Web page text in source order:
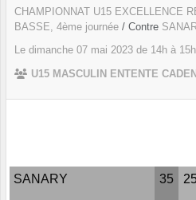
CHAMPIONNAT U15 EXCELLENCE
BASSE, 4ème journée / Contre
Le dimanche 07 mai 2023 de 14h à
U15 MASCULIN ENTENTE
SANARY 35